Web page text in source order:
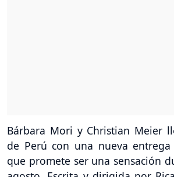
Bárbara Mori y Christian Meier
de Perú con una nueva entrega
que promete ser una sensación